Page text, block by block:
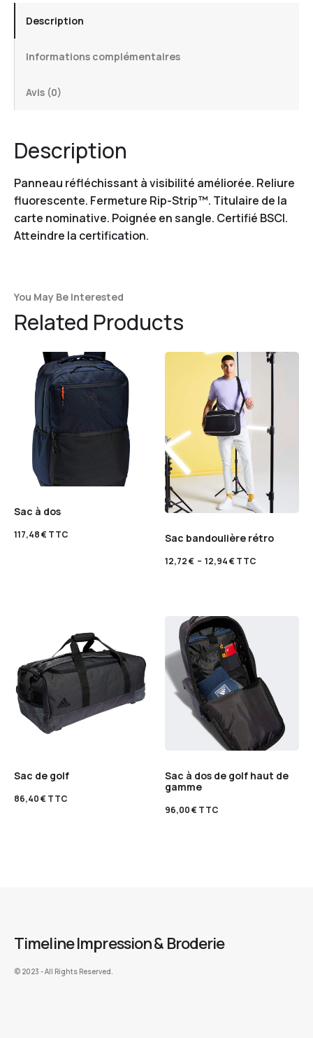
Description
Informations complémentaires
Avis (0)
Description
Panneau réfléchissant à visibilité améliorée. Reliure
fluorescente. Fermeture Rip-Strip™. Titulaire de la
carte nominative. Poignée en sangle. Certifié BSCI.
Atteindre la certification.
You May Be Interested
Related Products
Sac à dos
117,48€TTC Sac bandoulière rétro
12,72€ – 12,94€TTC
Sac de golf
86,40€TTC
Sac à dos de golf haut de
gamme
96,00€TTC
Timeline Impression & Broderie
©️ 2023 - All Rights Reserved.